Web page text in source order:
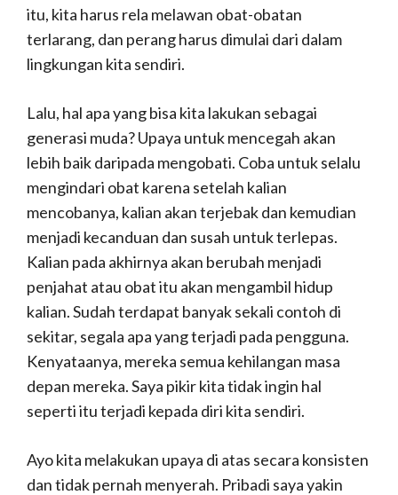
itu, kita harus rela melawan obat-obatan
terlarang, dan perang harus dimulai dari dalam
lingkungan kita sendiri.
Lalu, hal apa yang bisa kita lakukan sebagai
generasi muda? Upaya untuk mencegah akan
lebih baik daripada mengobati. Coba untuk selalu
mengindari obat karena setelah kalian
mencobanya, kalian akan terjebak dan kemudian
menjadi kecanduan dan susah untuk terlepas.
Kalian pada akhirnya akan berubah menjadi
penjahat atau obat itu akan mengambil hidup
kalian. Sudah terdapat banyak sekali contoh di
sekitar, segala apa yang terjadi pada pengguna.
Kenyataanya, mereka semua kehilangan masa
depan mereka. Saya pikir kita tidak ingin hal
seperti itu terjadi kepada diri kita sendiri.
Ayo kita melakukan upaya di atas secara konsisten
dan tidak pernah menyerah. Pribadi saya yakin